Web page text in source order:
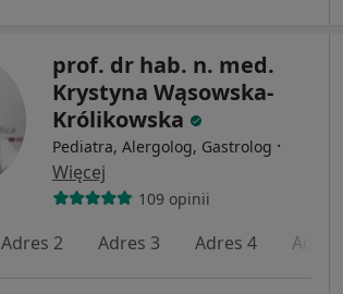
prof. dr hab. n. med.
Krystyna Wąsowska-
Królikowska
Pediatra, Alergolog, Gastrolog ·
Więcej
109 opinii
Adres 2 Adres 3 Adres 4 Adres 5